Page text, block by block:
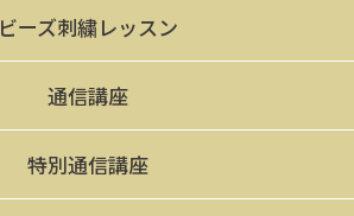
ビーズ刺繍レッスン
通信講座
特別通信講座